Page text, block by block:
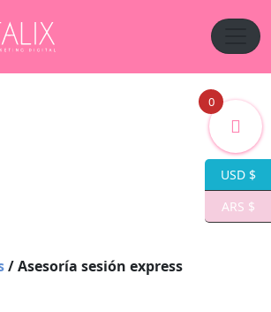
/ Asesoría sesión express
USD $
ARS $
0